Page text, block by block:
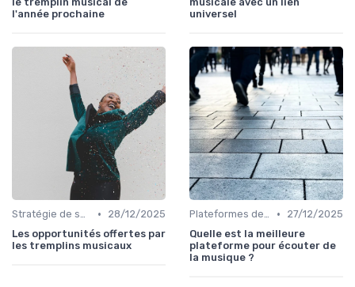
l'année prochaine
universel
Stratégie de sortie et promotion •
28/12/2025
Les opportunités offertes par
les tremplins musicaux
Plateformes de streaming •
27/12/2025
Quelle est la meilleure
plateforme pour écouter de
la musique ?